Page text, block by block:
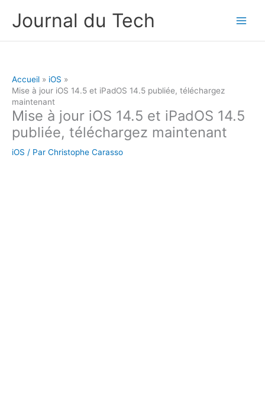
Journal du Tech
Accueil
iOS
Mise à jour iOS 14.5 et iPadOS 14.5 publiée, téléchargez
maintenant
Mise à jour iOS 14.5 et iPadOS 14.5
publiée, téléchargez maintenant
iOS / Par Christophe Carasso